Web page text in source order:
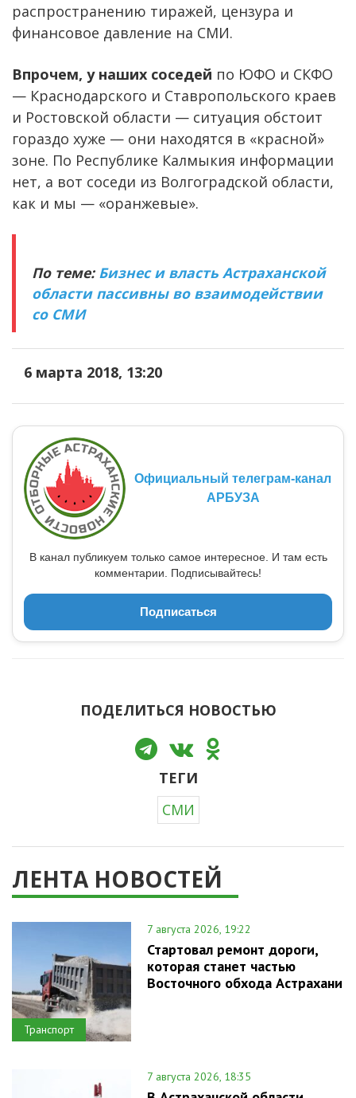
распространению тиражей, цензура и
финансовое давление на СМИ.
Впрочем, у наших соседей по ЮФО и СКФО
— Краснодарского и Ставропольского краев
и Ростовской области — ситуация обстоит
гораздо хуже — они находятся в «красной»
зоне. По Республике Калмыкия информации
нет, а вот соседи из Волгоградской области,
как и мы — «оранжевые».
По теме: Бизнес и власть Астраханской
области пассивны во взаимодействии
со СМИ
6 марта 2018, 13:20
Официальный телеграм-канал
АРБУЗА
В канал публикуем только самое интересное. И там есть
комментарии. Подписывайтесь!
Подписаться
ПОДЕЛИТЬСЯ НОВОСТЬЮ
ТЕГИ
СМИ
ЛЕНТА НОВОСТЕЙ
Транспорт
7 августа 2026, 19:22
Стартовал ремонт дороги,
которая станет частью
Восточного обхода Астрахани
7 августа 2026, 18:35